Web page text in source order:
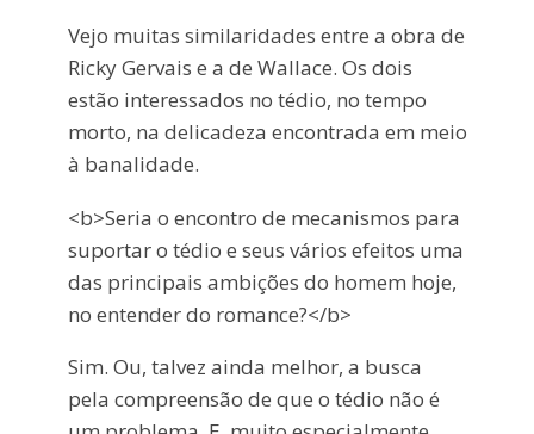
Vejo muitas similaridades entre a obra de
Ricky Gervais e a de Wallace. Os dois
estão interessados no tédio, no tempo
morto, na delicadeza encontrada em meio
à banalidade.
<b>Seria o encontro de mecanismos para
suportar o tédio e seus vários efeitos uma
das principais ambições do homem hoje,
no entender do romance?</b>
Sim. Ou, talvez ainda melhor, a busca
pela compreensão de que o tédio não é